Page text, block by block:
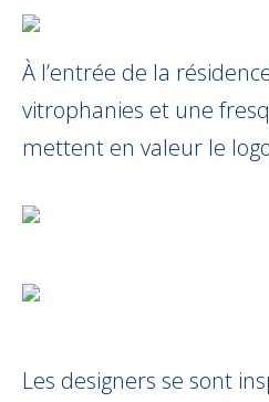
À l’entrée de la
vitrophanies et une
mettent en valeur le
Les designers se sont